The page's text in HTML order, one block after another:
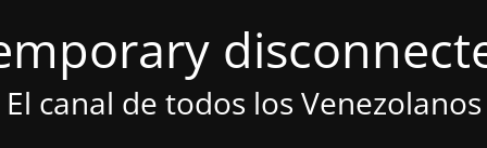
El canal de todos los Venezolanos